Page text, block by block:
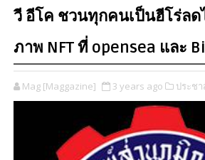
วี อีโค ชวนทุกคนเป็นฮีโร่ล
ภาพ NFT ที่ opensea และ
Mag [Maggazine] 3 years ago ประช